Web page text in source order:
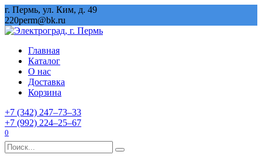
Перейти
к
содержанию
г. Пермь, ул. Ким, д. 49
220perm@bk.ru
Главная
Каталог
О нас
Доставка
Корзина
+7 (342) 247‒73‒33
+7 (992) 224‒25‒67
0
Search
for: